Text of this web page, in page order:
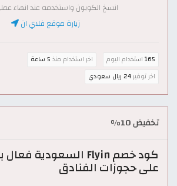
انسخ الكوبون واستخدمه عند انهاء
زيارة موقع فلاي ان
165 استخدام اليوم اخر استخدام منذ 5 ساعة
اخر توفير24 ريال سعودي
تخفيض 10%
على حجوزات الفنادق